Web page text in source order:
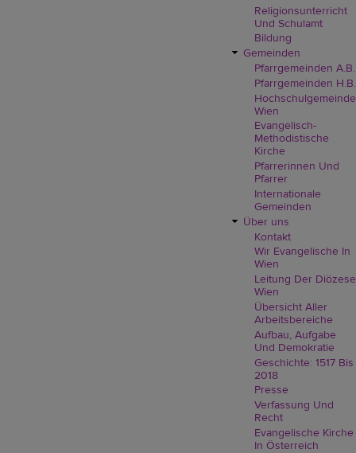
Religionsunterricht
Und Schulamt
Bildung
Gemeinden
Pfarrgemeinden A.B.
Pfarrgemeinden H.B.
Hochschulgemeinde
Wien
Evangelisch-
Methodistische
Kirche
Pfarrerinnen Und
Pfarrer
Internationale
Gemeinden
Über uns
Kontakt
Wir Evangelische In
Wien
Leitung Der Diözese
Wien
Übersicht Aller
Arbeitsbereiche
Aufbau, Aufgabe
Und Demokratie
Geschichte: 1517 Bis
2018
Presse
Verfassung Und
Recht
Evangelische Kirche
In Österreich